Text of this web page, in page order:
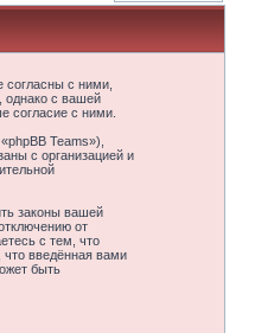
с ними,
однако с вашей
согласие с ними.
Teams»),
с организацией и
законы вашей
от
с тем, что
введённая вами
быть